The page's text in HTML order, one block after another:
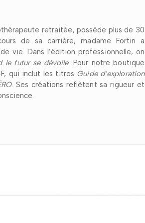
retraitée, possède plus de 30
de sa carrière, madame Fortin a
vie. Dans l’édition professionnelle, on
le futur se dévoile. Pour notre boutique
qui inclut les titres Guide d’exploration
. Ses créations reflètent sa rigueur et